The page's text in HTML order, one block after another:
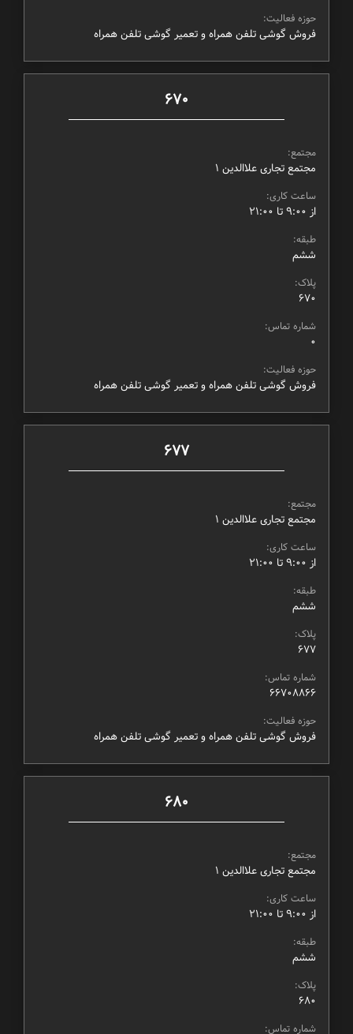
حوزه فعالیت:
فروش گوشی تلفن همراه و تعمیر گوشی تلفن همراه
670
مجتمع:
مجتمع تجاری علاالدین ۱
ساعت کاری:
از ۹:۰۰ تا ۲۱:۰۰
طبقه:
ششم
پلاک:
670
شماره تماس:
0
حوزه فعالیت:
فروش گوشی تلفن همراه و تعمیر گوشی تلفن همراه
677
مجتمع:
مجتمع تجاری علاالدین ۱
ساعت کاری:
از ۹:۰۰ تا ۲۱:۰۰
طبقه:
ششم
پلاک:
677
شماره تماس:
66708866
حوزه فعالیت:
فروش گوشی تلفن همراه و تعمیر گوشی تلفن همراه
680
مجتمع:
مجتمع تجاری علاالدین ۱
ساعت کاری:
از ۹:۰۰ تا ۲۱:۰۰
طبقه:
ششم
پلاک:
680
شماره تماس: